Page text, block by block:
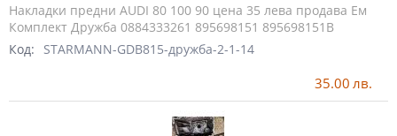
Накладки предни AUDI 80 100 90 цена 35 лева продава Ем
Комплект Дружба 0884333261 895698151 895698151B
Код:
STARMANN-GDB815-дружба-2-1-14
35.00 лв.